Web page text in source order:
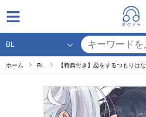
ホーム BL 【特典付き】恋をするつもりは